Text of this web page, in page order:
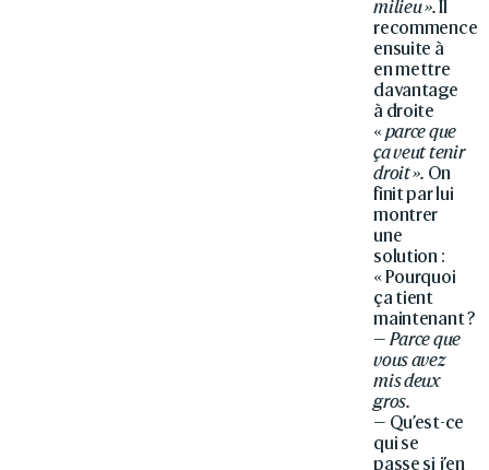
milieu ». Il
recommence
ensuite à
en mettre
davantage
à droite
« parce que
ça veut tenir
droit ». On
finit par lui
montrer
une
solution :
« Pourquoi
ça tient
maintenant ?
— Parce que
vous avez
mis deux
gros.
— Qu’est-ce
qui se
passe si j’en